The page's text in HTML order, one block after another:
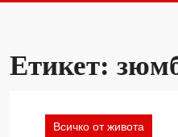
Етикет:
Всичко от живота